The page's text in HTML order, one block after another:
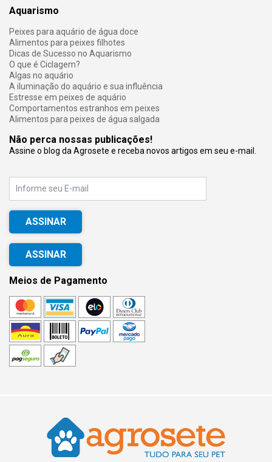
Aquarismo
Peixes para aquário de água doce
Alimentos para peixes filhotes
Dicas de Sucesso no Aquarismo
O que é Ciclagem?
Algas no aquário
A iluminação do aquário e sua influência
Estresse em peixes de aquário
Comportamentos estranhos em peixes
Alimentos para peixes de água salgada
Não perca nossas publicações!
Assine o blog da Agrosete e receba novos artigos em seu e-mail.
ASSINAR
Meios de Pagamento